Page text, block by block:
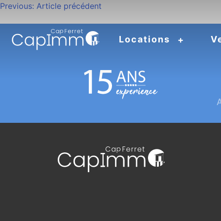
Locations
Navigation
de
l’article
Previous: Article précédent